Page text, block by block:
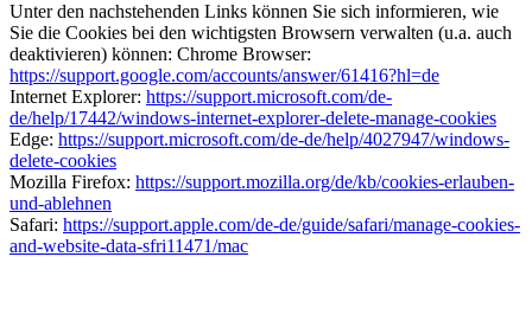
Unter den nachstehenden Links können Sie sich informieren, wie
Sie die Cookies bei den wichtigsten Browsern verwalten (u.a. auch
deaktivieren) können: Chrome Browser:
https://support.google.com/accounts/answer/61416?hl=de
Internet Explorer: https://support.microsoft.com/de-
de/help/17442/windows-internet-explorer-delete-manage-cookies
Edge: https://support.microsoft.com/de-de/help/4027947/windows-
delete-cookies
Mozilla Firefox: https://support.mozilla.org/de/kb/cookies-erlauben-
und-ablehnen
Safari: https://support.apple.com/de-de/guide/safari/manage-cookies-
and-website-data-sfri11471/mac